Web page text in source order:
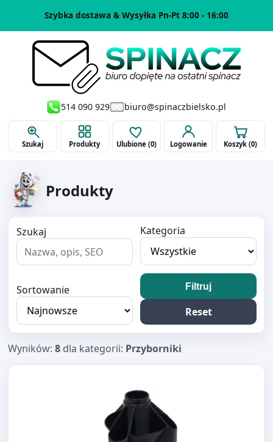
Szybka dostawa & Wysyłka Pn-Pt 8:00 - 16:00
514 090 929 biuro@spinaczbielsko.pl
Szukaj Produkty Ulubione (0) Logowanie Koszyk (0)
Produkty
Szukaj Kategoria
Sortowanie Filtruj
Reset
Wyników:8 dla kategorii: Przyborniki
Otwórz produkt: PRZYBORNIK EAGLE 730 BEZ